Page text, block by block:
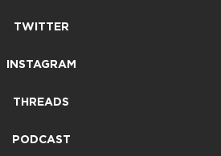
TWITTER
INSTAGRAM
THREADS
PODCAST